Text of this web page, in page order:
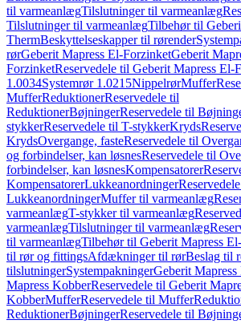
til varmeanlægTilslutninger til varmeanlæg
Tilslutninger til varmeanlægTilbehør til
ThermBeskyttelseskapper til rørender
rørGeberit Mapress El-ForzinketGeberit
ForzinketReservedele til Geberit Mapress El-
1.0034Systemrør 1.0215NippelrørMuffer
MufferReduktionerReservedele til
ReduktionerBøjningerReservedele til
stykkerReservedele til T-stykkerKryds
KrydsOvergange, fasteReservedele til
og forbindelser, kan løsnesReservedele til
forbindelser, kan løsnesKompensatorer
KompensatorerLukkeanordninger
LukkeanordningerMuffer til varmeanlæg
varmeanlægT-stykker til varmeanlæg
varmeanlægTilslutninger til varmeanlæg
til varmeanlægTilbehør til Geberit Mapress
til rør og fittingsAfdækninger til rørBeslag til
tilslutningerSystempakningerGeberit
Mapress KobberReservedele til Geberit
KobberMufferReservedele til Muffer
ReduktionerBøjningerReservedele til